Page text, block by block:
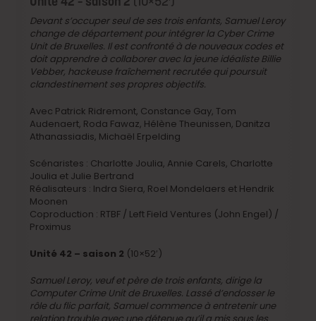
Devant s’occuper seul de ses trois enfants, Samuel Leroy
change de département pour intégrer la Cyber Crime
Unit de Bruxelles. Il est confronté à de nouveaux codes et
doit apprendre à collaborer avec la jeune idéaliste Billie
Vebber, hackeuse fraîchement recrutée qui poursuit
clandestinement ses propres objectifs.
Avec Patrick Ridremont, Constance Gay, Tom
Audenaert, Roda Fawaz, Hélène Theunissen, Danitza
Athanassiadis, Michaël Erpelding
Scénaristes : Charlotte Joulia, Annie Carels, Charlotte
Joulia et Julie Bertrand
Réalisateurs : Indra Siera, Roel Mondelaers et Hendrik
Moonen
Coproduction : RTBF / Left Field Ventures (John Engel) /
Proximus
Unité 42 – saison 2 (10×52′)
Samuel Leroy, veuf et père de trois enfants, dirige la
Computer Crime Unit de Bruxelles. Lassé d’endosser le
rôle du flic parfait, Samuel commence à entretenir une